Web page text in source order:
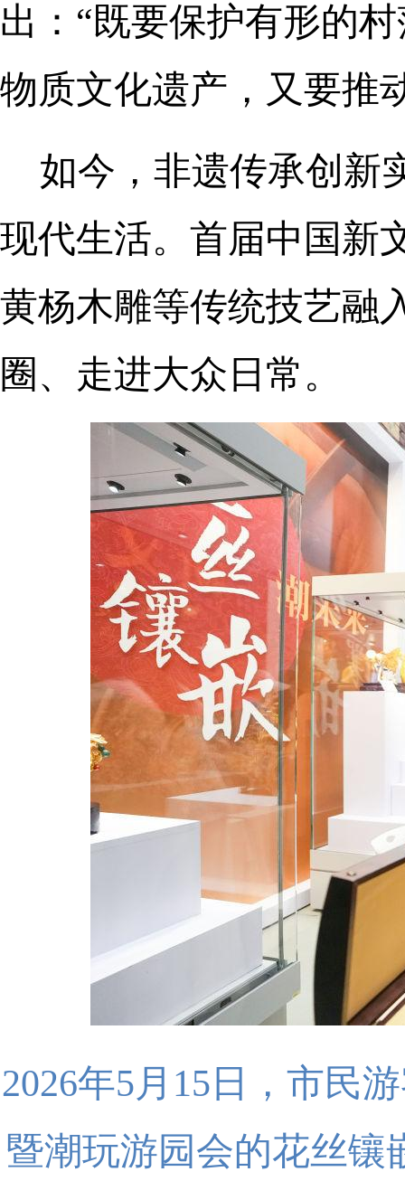
出：“既要保护有形的
物质文化遗产，又要推
如今，非遗传承创新
现代生活。首届中国新
黄杨木雕等传统技艺融
圈、走进大众日常。
2026年5月15日，市民
暨潮玩游园会的花丝镶